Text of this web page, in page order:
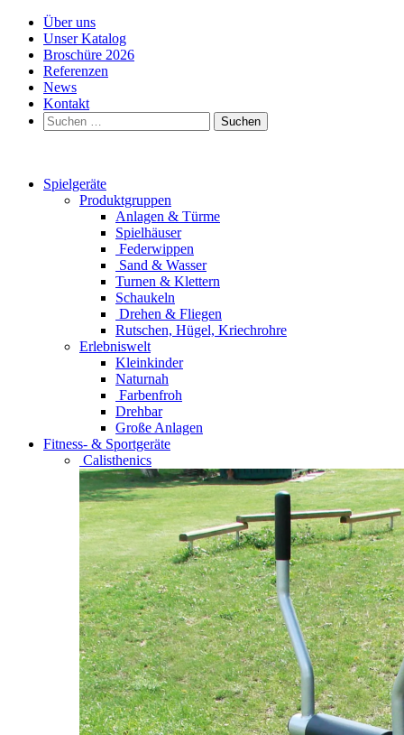
Über uns
Unser Katalog
Broschüre 2026
Referenzen
News
Kontakt
Suchen
nach:
Spielgeräte
Produktgruppen
Anlagen & Türme
Spielhäuser
Federwippen
Sand & Wasser
Turnen & Klettern
Schaukeln
Drehen & Fliegen
Rutschen, Hügel, Kriechrohre
Erlebniswelt
Kleinkinder
Naturnah
Farbenfroh
Drehbar
Große Anlagen
Fitness- & Sportgeräte
Calisthenics